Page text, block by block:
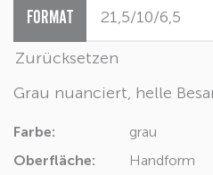
FORMAT
Zurücksetzen
Grau nuanciert, helle
Farbe:
grau
Oberfläche:
Handform